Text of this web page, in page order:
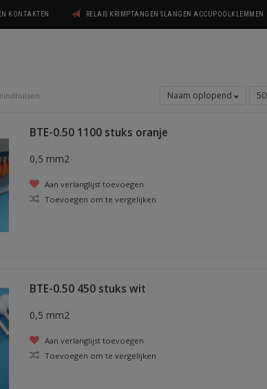
KONTAKTEN RELAIS KRIMPTANGEN SLANGEN ACCUPOOLKLEMMEN
Naam oplopend 50
BTE-0.50 1100 stuks oranje
0,5 mm2
Aan verlanglijst toevoegen
Toevoegen om te vergelijken
BTE-0.50 450 stuks wit
0,5 mm2
Aan verlanglijst toevoegen
Toevoegen om te vergelijken